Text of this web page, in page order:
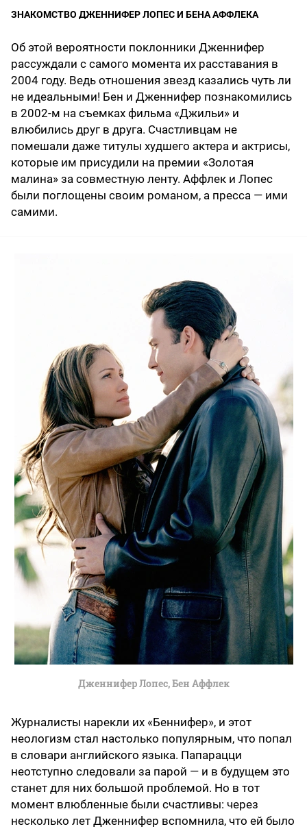
ЗНАКОМСТВО ДЖЕННИФЕР ЛОПЕС И БЕНА АФФЛЕКА
Об этой вероятности поклонники Дженнифер
рассуждали с самого момента их расставания в
2004 году. Ведь отношения звезд казались чуть ли
не идеальными! Бен и Дженнифер познакомились
в 2002-м на съемках фильма «Джильи» и
влюбились друг в друга. Счастливцам не
помешали даже титулы худшего актера и актрисы,
которые им присудили на премии «Золотая
малина» за совместную ленту. Аффлек и Лопес
были поглощены своим романом, а пресса — ими
самими.
Дженнифер Лопес, Бен Аффлек
Журналисты нарекли их «Беннифер», и этот
неологизм стал настолько популярным, что попал
в словари английского языка. Папарацци
неотступно следовали за парой — и в будущем это
станет для них большой проблемой. Но в тот
момент влюбленные были счастливы: через
несколько лет Дженнифер вспомнила, что ей было